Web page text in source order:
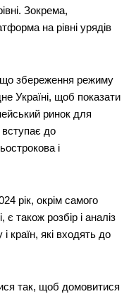
Зокрема,
на рівні урядів
що збереження режиму
Україні, щоб показати
ринок для
вступає до
і
рік, окрім самого
є також розбір і аналіз
країн, які входять до
так, щоб домовитися